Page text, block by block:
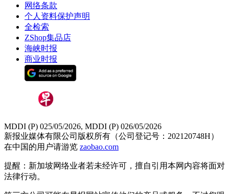
网络条款
个人资料保护声明
全检索
ZShop集品店
海峡时报
商业时报
MDDI (P) 025/05/2026, MDDI (P) 026/05/2026
新报业媒体有限公司版权所有（公司登记号：202120748H）
在中国的用户请游览 zaobao.com
提醒：新加坡网络业者若未经许可，擅自引用本网内容将面对
法律行动。